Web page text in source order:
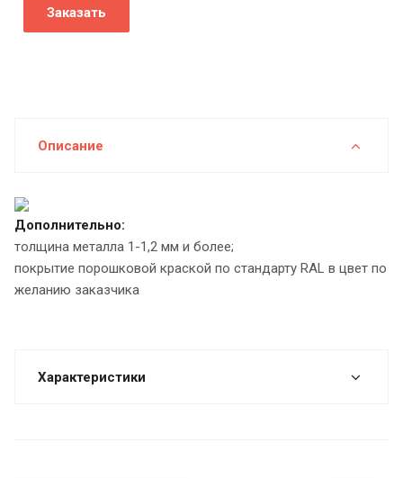
Заказать
Описание
Дополнительно:
толщина металла 1-1,2 мм и более;
покрытие порошковой краской по стандарту RAL в цвет по
желанию заказчика
Характеристики